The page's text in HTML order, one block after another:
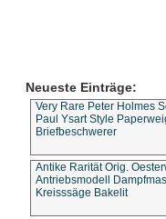
Neueste Einträge:
Very Rare Peter Holmes
Paul Ysart Style
Briefbeschwerer
Antike Rarität Orig.
Antriebsmodell
Kreisssäge Bakelit